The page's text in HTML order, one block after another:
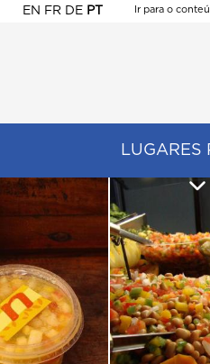
EN FR DE PT
Ir para o
LUGARES